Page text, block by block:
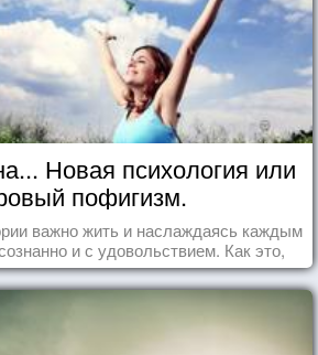
Новая психология или
пофигизм.
важно жить и наслаждаясь каждым
и с удовольствием. Как это,
на реальных примерах.